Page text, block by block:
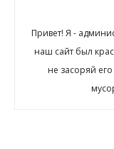
Привет! Я -
наш сайт был
не засоряй